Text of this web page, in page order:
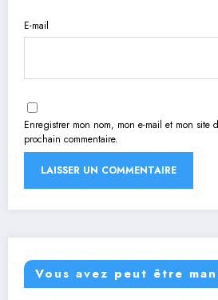
E-mail
Enregistrer mon nom, mon e-mail et mon site
prochain commentaire.
Vous avez peut être